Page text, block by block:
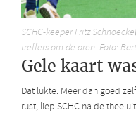
SCHC-keeper Fritz
treffers om de oren. Foto:
Gele kaart
Dat lukte. Meer dan goed
rust, liep SCHC na de thee